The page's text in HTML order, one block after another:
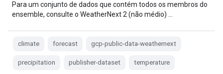
Para um conjunto de dados que contém todos os membros do
ensemble, consulte o WeatherNext 2 (não médio) …
climate forecast gcp-public-data-weathernext
precipitation publisher-dataset temperature